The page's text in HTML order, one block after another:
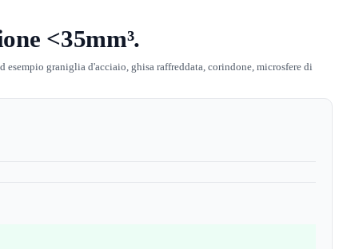
<35mm³.
esempio graniglia d'acciaio, ghisa raffreddata, corindone, microsfere di